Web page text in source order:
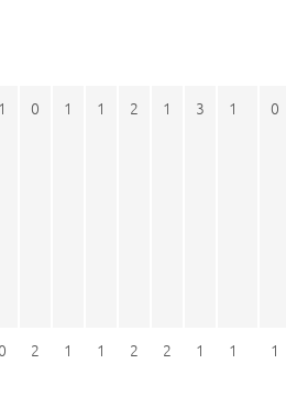
1 0 1 1 2 1 3 1 0
2 1 1 2 2 1 1 1